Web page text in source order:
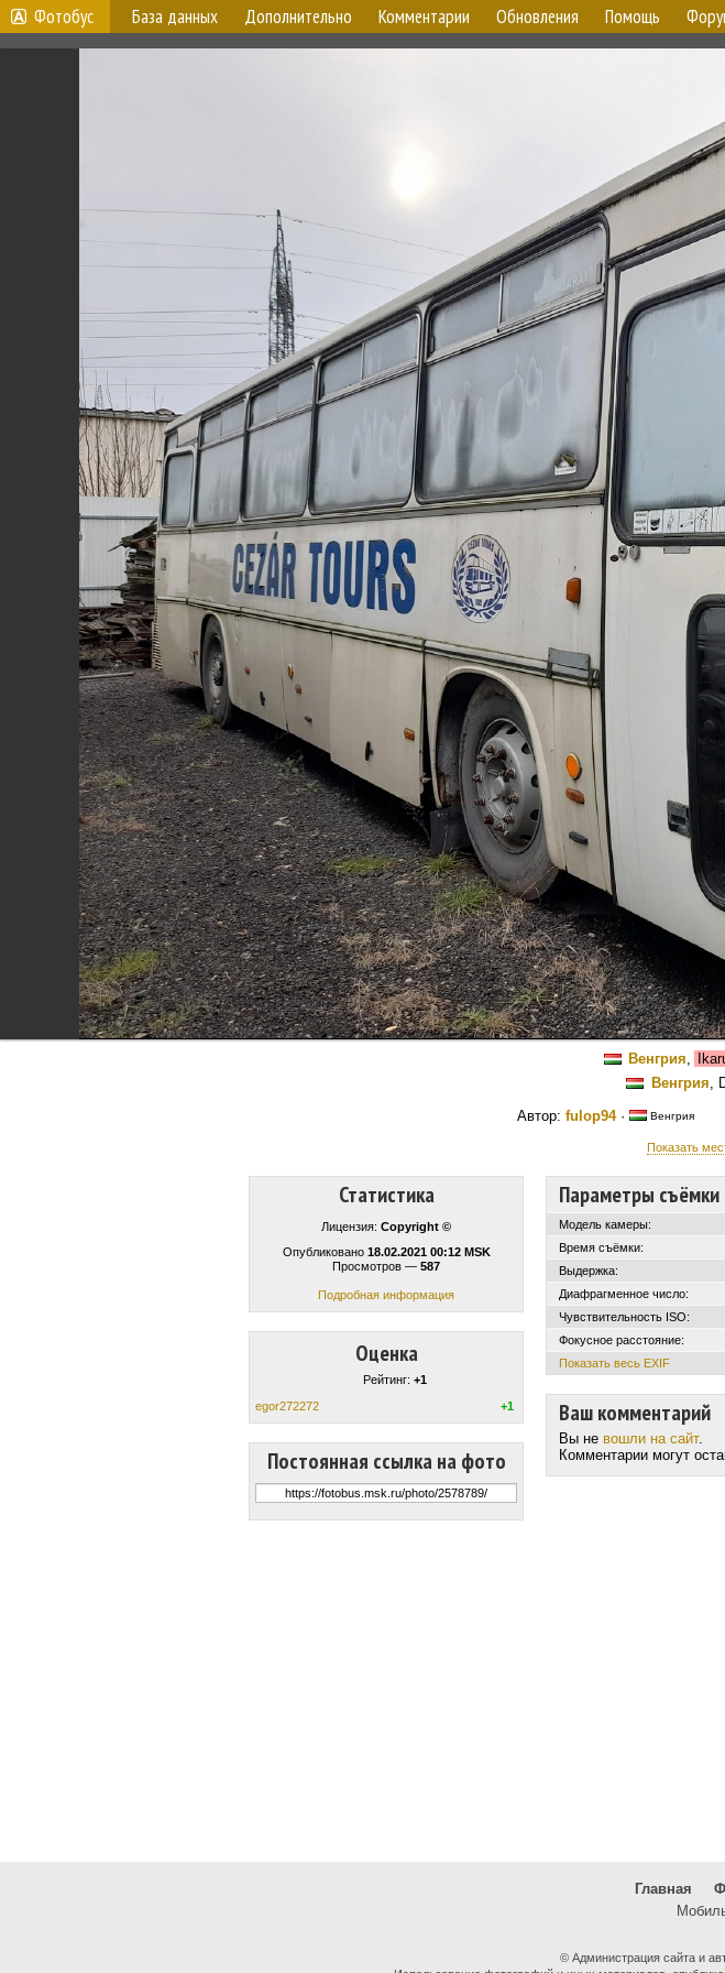
Фотобус База данных Дополнительно Комментарии Обновления Помощь
Венгрия,
Венгрия,
Автор: fulop94· Венгрия
Показать
Статистика
Лицензия: Copyright ©
Опубликовано 18.02.2021 00:12 MSK
Просмотров — 587
Подробная информация
Оценка
Рейтинг: +1
egor272272
+1
Постоянная ссылка на фото
Параметры съёмки
Модель камеры:
Время съёмки:
Выдержка:
Диафрагменное число:
Чувствительность ISO:
Фокусное расстояние:
Показать весь EXIF
Ваш комментарий
Вы не вошли на сайт.
Комментарии могут
Главная
© Администрация сайта и